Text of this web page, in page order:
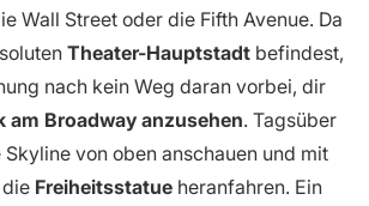
Wall Street oder die Fifth Avenue. Da
Theater-Hauptstadt befindest,
nach kein Weg daran vorbei, dir
am Broadway anzusehen. Tagsüber
von oben anschauen und mit
Freiheitsstatue heranfahren. Ein